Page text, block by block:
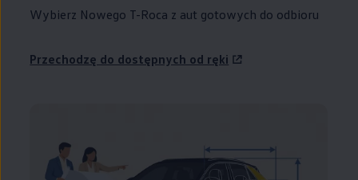
Wybierz Nowego T-Roca z aut gotowych do odbioru
Przechodzę do dostępnych od ręki